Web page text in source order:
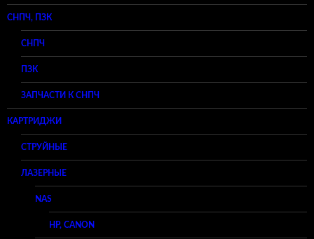
СНПЧ, ПЗК
СНПЧ
ПЗК
ЗАПЧАСТИ К СНПЧ
КАРТРИДЖИ
СТРУЙНЫЕ
ЛАЗЕРНЫЕ
NAS
HP, CANON